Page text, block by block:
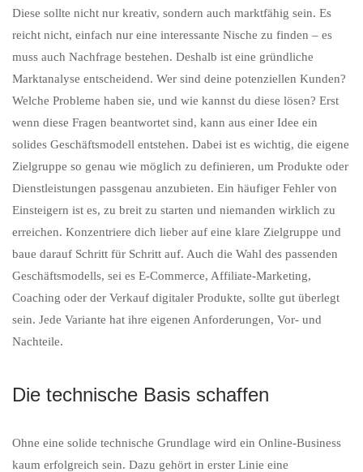
Diese sollte nicht nur kreativ, sondern auch marktfähig sein. Es
reicht nicht, einfach nur eine interessante Nische zu finden – es
muss auch Nachfrage bestehen. Deshalb ist eine gründliche
Marktanalyse entscheidend. Wer sind deine potenziellen Kunden?
Welche Probleme haben sie, und wie kannst du diese lösen? Erst
wenn diese Fragen beantwortet sind, kann aus einer Idee ein
solides Geschäftsmodell entstehen. Dabei ist es wichtig, die eigene
Zielgruppe so genau wie möglich zu definieren, um Produkte oder
Dienstleistungen passgenau anzubieten. Ein häufiger Fehler von
Einsteigern ist es, zu breit zu starten und niemanden wirklich zu
erreichen. Konzentriere dich lieber auf eine klare Zielgruppe und
baue darauf Schritt für Schritt auf. Auch die Wahl des passenden
Geschäftsmodells, sei es E-Commerce, Affiliate-Marketing,
Coaching oder der Verkauf digitaler Produkte, sollte gut überlegt
sein. Jede Variante hat ihre eigenen Anforderungen, Vor- und
Nachteile.
Die technische Basis schaffen
Ohne eine solide technische Grundlage wird ein Online-Business
kaum erfolgreich sein. Dazu gehört in erster Linie eine